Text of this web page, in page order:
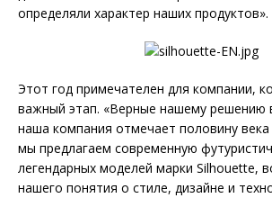
определяли характер наших продуктов».
Этот год примечателен для компании,
важный этап. «Верные нашему решению
наша компания отмечает половину века
мы предлагаем современную
легендарных моделей марки Silhouette,
нашего понятия о стиле, дизайне и